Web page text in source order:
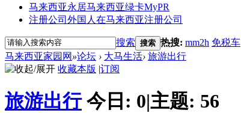
马来西亚永居马来西亚绿卡MyPR
注册公司 外国人在马来西亚注册公司
搜索 搜索 热搜: mm2h 免税车
马来西亚家园网 »论坛 › 大马生活› 旅游出行
收藏本版 |订阅
旅游出行 今日: 0|主题: 56